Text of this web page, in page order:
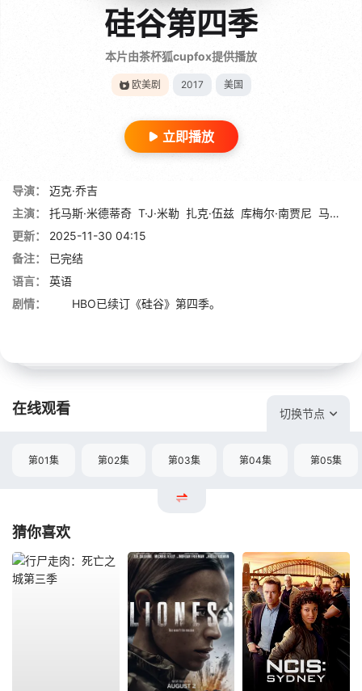
硅谷第四季
本片由茶杯狐cupfox提供播放
欧美剧 2017 美国
立即播放
导演：
迈克·乔吉
主演：
托马斯·米德蒂奇 T·J·米勒 扎克·伍兹 库梅尔·南贾尼 马丁·斯塔尔
更新：
2025-11-30 04:15
备注：
已完结
语言：
英语
剧情：
HBO已续订《硅谷》第四季。
在线观看 切换节点
第01集 第02集 第03集 第04集 第05集
猜你喜欢